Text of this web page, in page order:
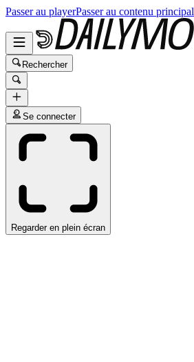
Passer au playerPasser au contenu principal
Rechercher
Se connecter
Regarder en plein écran